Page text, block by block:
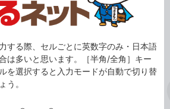
する際、セルごとに英数字のみ・日本語
は多いと思います。［半角/全角］キー
を選択すると入力モードが自動で切り替
う。